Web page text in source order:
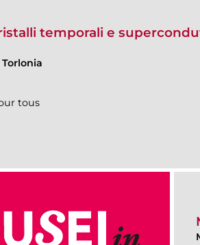
temporali e
tous